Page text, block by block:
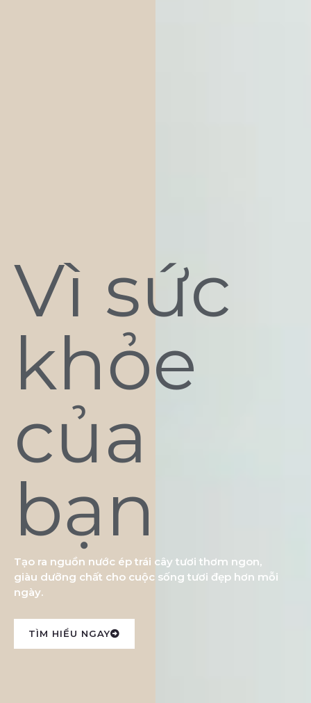
Vì sức
khỏe
của
bạn
Tạo ra nguồn nước ép trái cây tươi thơm ngon,
giàu dưỡng chất cho cuộc sống tươi đẹp hơn mỗi
ngày.
TÌM HIỂU NGAY